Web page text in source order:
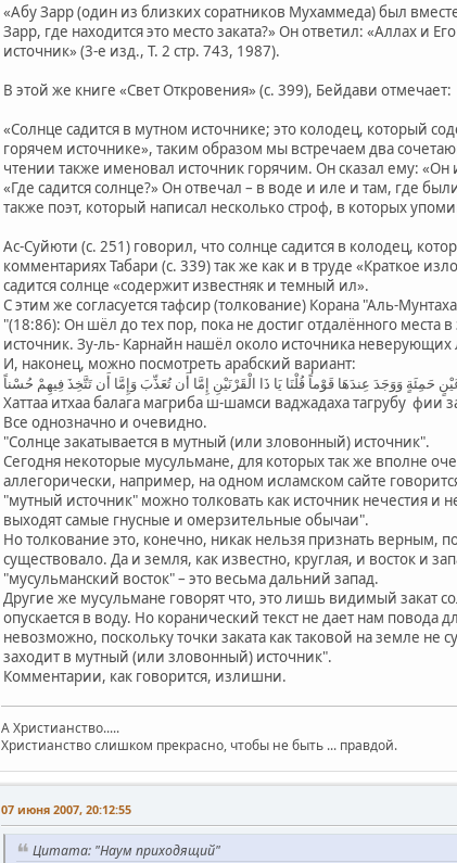
«Абу Зарр (один из близких соратников Мухаммеда) был
Зарр, где находится это место заката?» Он ответил: «Аллах и
источник» (3-е изд., Т. 2 стр. 743, 1987).
В этой же книге «Свет Откровения» (с. 399), Бейдави отмечает:
«Солнце садится в мутном источнике; это колодец, который
горячем источнике», таким образом мы встречаем два
чтении также именовал источник горячим. Он сказал ему:
«Где садится солнце?» Он отвечал – в воде и иле и там, где
также поэт, который написал несколько строф, в которых
Ас-Суйюти (с. 251) говорил, что солнце садится в колодец,
комментариях Табари (с. 339) так же как и в труде «Краткое
садится солнце «содержит известняк и темный ил».
С этим же согласуется тафсир (толкование) Корана "Аль-
"(18:86): Он шёл до тех пор, пока не достиг отдалённого места
источник. Зу-ль- Карнайн нашёл около источника
И, наконец, можно посмотреть арабский вариант:
وَوَجَدَ عِندَهَا قَوْماً قُلْنَا يَا ذَا الْقَرْنَيْنِ إِمَّا أَن تُعَذِّبَ وَإِمَّا أَن تَتَّخِذَ فِيهِمْ حُسْناً
Хаттаа итхаа балага магриба ш-шамси ваджадаха тагрубу фии
Все однозначно и очевидно.
"Солнце закатывается в мутный (или зловонный) источник".
Сегодня некоторые мусульмане, для которых так же вполне
аллегорически, например, на одном исламском сайте
"мутный источник" можно толковать как источник нечестия
выходят самые гнусные и омерзительные обычаи".
Но толкование это, конечно, никак нельзя признать верным,
существовало. Да и земля, как известно, круглая, и восток и
"мусульманский восток" – это весьма дальний запад.
Другие же мусульмане говорят что, это лишь видимый закат
опускается в воду. Но коранический текст не дает нам повода
невозможно, поскольку точки заката как таковой на земле
заходит в мутный (или зловонный) источник".
Комментарии, как говорится, излишни.
А Христианство.....
Христианство слишком прекрасно, чтобы не быть ... правдой.
07 июня 2007, 20:12:55
Цитата: "Наум приходящий"